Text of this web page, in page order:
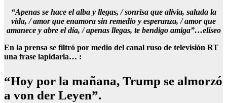
“Apenas se hace el alba y llegas, / sonrisa que alivia, saluda la
vida, / amor que enamora sin remedio y esperanza, / amor que
amanece y abre el día, / apenas llegas, te bendigo amiga”…elíseo
En la prensa se filtró por medio del canal ruso de televisión RT
una frase lapidaria… :
“Hoy por la mañana, Trump se almorzó
a von der Leyen”.